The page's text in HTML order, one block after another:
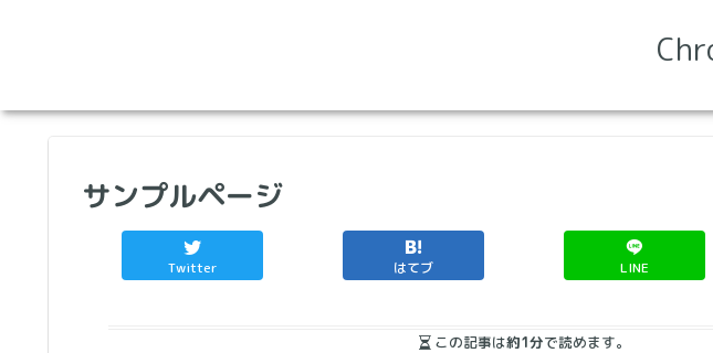
サンプルページ
Twitter はてブ LINE
この記事は約1分で読めます。